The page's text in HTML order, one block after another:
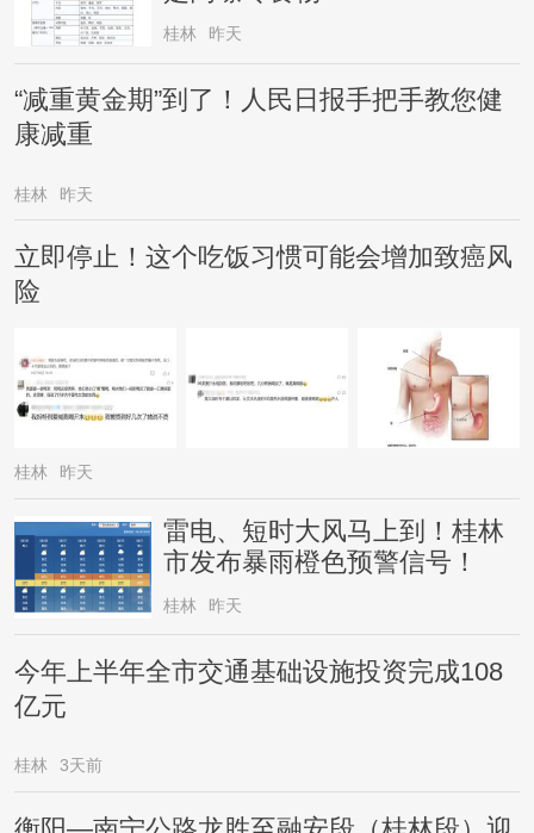
桂林 昨天
“减重黄金期”到了！人民日报手把手教您健
康减重
桂林 昨天
立即停止！这个吃饭习惯可能会增加致癌风
险
桂林 昨天
雷电、短时大风马上到！桂林
市发布暴雨橙色预警信号！
桂林 昨天
今年上半年全市交通基础设施投资完成108
亿元
桂林 3天前